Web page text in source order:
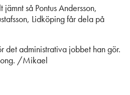
så Pontus Andersson,
Lidköping får dela på
det administrativa jobbet han gör.
/Mikael